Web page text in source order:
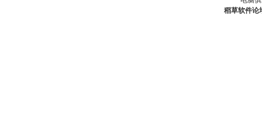
稻草软件论